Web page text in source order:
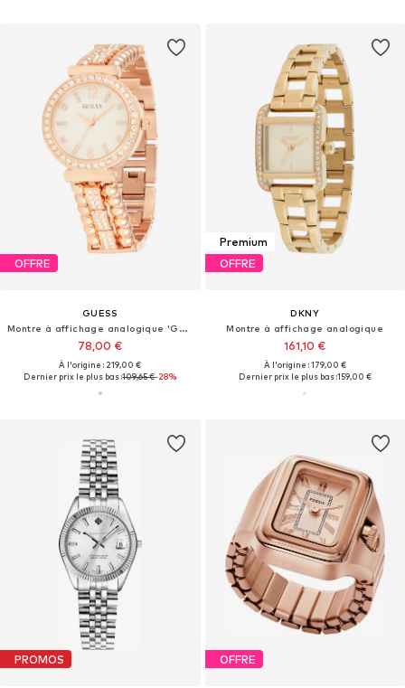
OFFRE
GUESS
Montre à affichage analogique 'Gala'
78,00 €
À l'origine : 219,00 €
Dernier prix le plus bas :109,65 €-28%
Premium
OFFRE
DKNY
Montre à affichage analogique
161,10 €
À l'origine : 179,00 €
Dernier prix le plus bas :159,00 €
PROMOS OFFRE